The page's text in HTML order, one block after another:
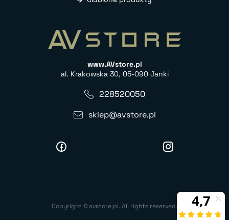
www.AVstore.pl
al. Krakowska 30, 05-090 Janki
228520050
sklep@avstore.pl
Copyright © avstore.pl. All rights reserved.